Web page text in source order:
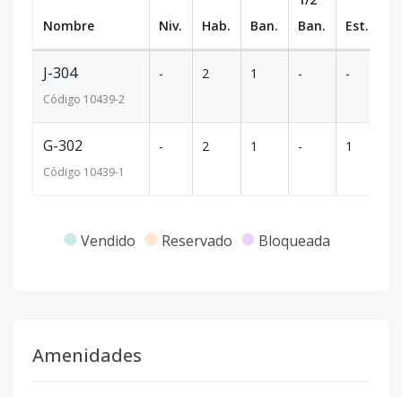
Nombre Niv. Hab. Ban.
Ban.
Est.
J-304
Código 10439-2
- 2 1 - -
G-302
Código 10439-1
- 2 1 - 1
Vendido Reservado Bloqueada
Amenidades